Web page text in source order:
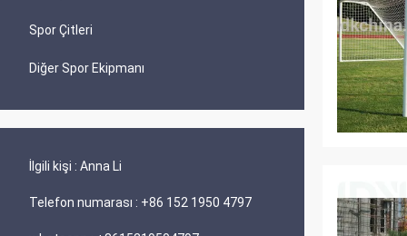
Spor Çitleri
Diğer Spor Ekipmanı
İlgili kişi : Anna Li
Telefon numarası : +86 152 1950 4797